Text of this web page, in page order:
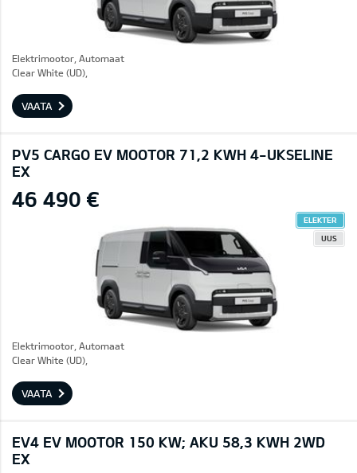
Elektrimootor, Automaat
Clear White (UD),
VAATA
PV5 CARGO EV MOOTOR 71,2 KWH 4-UKSELINE
EX
46 490 €
ELEKTER
UUS
Elektrimootor, Automaat
Clear White (UD),
VAATA
EV4 EV MOOTOR 150 KW; AKU 58,3 KWH 2WD
EX